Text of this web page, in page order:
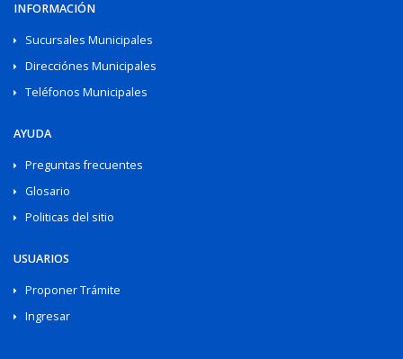
INFORMACIÓN
Sucursales Municipales
Direcciónes Municipales
Teléfonos Municipales
AYUDA
Preguntas frecuentes
Glosario
Politicas del sitio
USUARIOS
Proponer Trámite
Ingresar